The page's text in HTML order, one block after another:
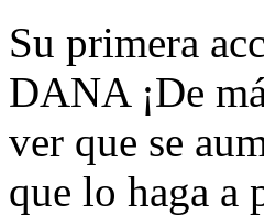
Su primera
DANA ¡De
ver que se
que lo haga a